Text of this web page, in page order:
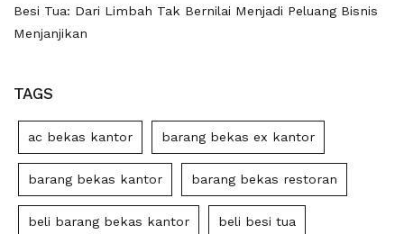
Besi Tua: Dari Limbah Tak Bernilai Menjadi Peluang Bisnis
Menjanjikan
TAGS
ac bekas kantor barang bekas ex kantor
barang bekas kantor barang bekas restoran
beli barang bekas kantor beli besi tua